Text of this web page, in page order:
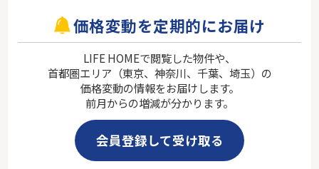
価格変動を定期的にお届け
LIFE HOMEで閲覧した物件や、
首都圏エリア（東京、神奈川、千葉、埼玉）の
価格変動の情報をお届けします。
前月からの増減が分かります。
会員登録して受け取る